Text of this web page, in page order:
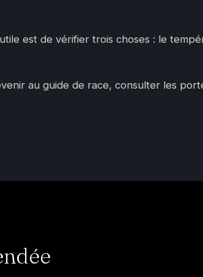
est de vérifier trois choses : le
au guide de race, consulter les